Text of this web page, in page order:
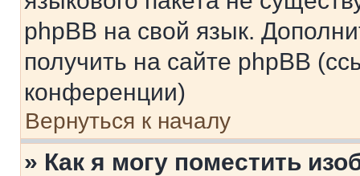
phpBB на свой язык.
получить на сайте phpBB
конференции)
Вернуться к началу
» Как я могу поместить